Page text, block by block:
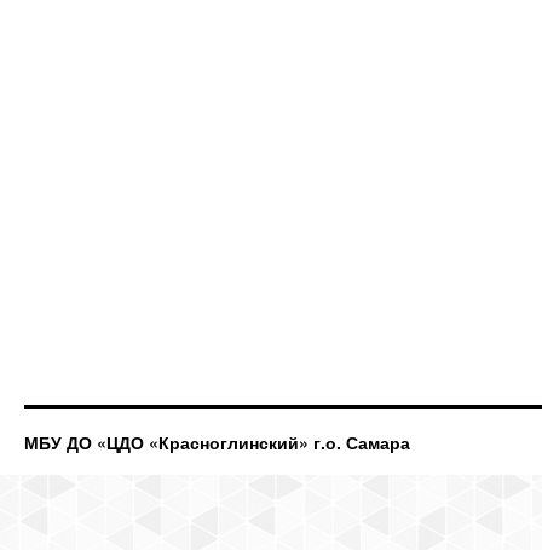
МБУ ДО «ЦДО «Красноглинский» г.о. Самара